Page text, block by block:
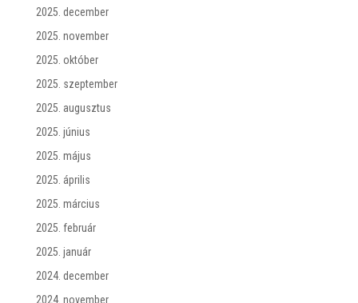
2025. december
2025. november
2025. október
2025. szeptember
2025. augusztus
2025. június
2025. május
2025. április
2025. március
2025. február
2025. január
2024. december
2024. november